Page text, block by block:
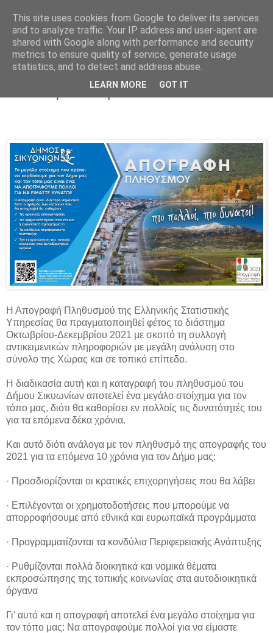
Parakato.gr
ΔΗΜΟΣ ΣΙΚΥΩΝΙΩΝ: Να απογραφούμε
πολλοί για να είμαστε δυνατοί
Η Απογραφή Πληθυσμού της Ελληνικής Στατιστικής
Υπηρεσίας θα πραγματοποιηθεί φέτος το διάστημα
Οκτωβρίου-Δεκεμβρίου 2021 με σκοπό τη συλλογή
αντικειμενικών πληροφοριών με μεγάλη ανάλυση στο
σύνολο της Χώρας και σε τοπικό επίπεδο.
Η διαδικασία αυτή και η καταγραφή του πληθυσμού του
Δήμου Σικυωνίων αποτελεί ένα μεγάλο στοίχημα για τον
τόπο μας, διότι θα καθορίσει εν πολλοίς τις δυνατότητές του
για τα επόμενα δέκα χρόνια.
Και αυτό διότι ανάλογα με τον πληθυσμό της απογραφής του
2021 για τα επόμενα 10 χρόνια για τον Δήμο μας:
· Προσδιορίζονται οι κρατικές επιχορηγήσεις που θα λάβει
· Επιλέγονται οι χρηματοδοτήσεις που μπορούμε να
απορροφήσουμε από εθνικά και ευρωπαϊκά προγράμματα
· Προγραμματίζονται τα κονδύλια Περιφερειακής Ανάπτυξης
· Ρυθμίζονται πολλά διοικητικά και νομικά θέματα
εκπροσώπησης της τοπικής κοινωνίας στα αυτοδιοικητικά
όργανα
Γι' αυτό και η απογραφή αποτελεί ένα μεγάλο στοίχημα για
τον τόπο μας: Να απογραφούμε πολλοί για να είμαστε
This site uses cookies from Google to deliver its services
and to analyze traffic. Your IP address and user-agent are
shared with Google along with performance and security
metrics to ensure quality of service, generate usage
statistics, and to detect and address abuse.
LEARN MORE GOT IT